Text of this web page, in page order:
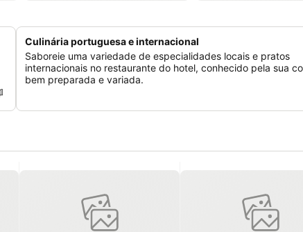
Culinária portuguesa e internacional
Saboreie uma variedade de especialidades locais e pratos
internacionais no restaurante do hotel, conhecido pela sua
bem preparada e variada.